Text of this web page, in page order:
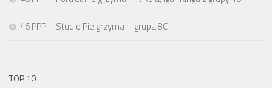
46 PPP – Studio Pielgrzyma – grupa 8C
TOP 10